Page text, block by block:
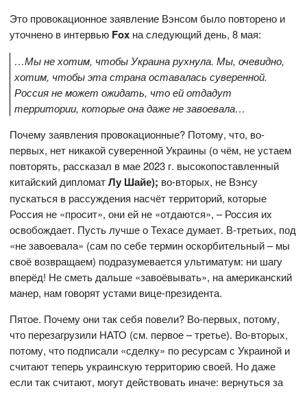
Это провокационное заявление Вэнсом было повторено и
уточнено в интервью Fox на следующий день, 8 мая:
…Мы не хотим, чтобы Украина рухнула. Мы, очевидно,
хотим, чтобы эта страна оставалась суверенной.
Россия не может ожидать, что ей отдадут
территории, которые она даже не завоевала…
Почему заявления провокационные? Потому, что, во-
первых, нет никакой суверенной Украины (о чём, не устаем
повторять, рассказал в мае 2023 г. высокопоставленный
китайский дипломатЛу Шайе); во-вторых, не Вэнсу
пускаться в рассуждения насчёт территорий, которые
Россия не «просит», они ей не «отдаются», – Россия их
освобождает. Пусть лучше о Техасе думает. В-третьих, под
«не завоевала» (сам по себе термин оскорбительный – мы
своё возвращаем) подразумевается ультиматум: ни шагу
вперёд! Не сметь дальше «завоёвывать», на американский
манер, нам говорят устами вице-президента.
Пятое. Почему они так себя повели? Во-первых, потому,
что перезагрузили НАТО (см. первое – третье). Во-вторых,
потому, что подписали «сделку» по ресурсам с Украиной и
считают теперь украинскую территорию своей. Но даже
если так считают, могут действовать иначе: вернуться за